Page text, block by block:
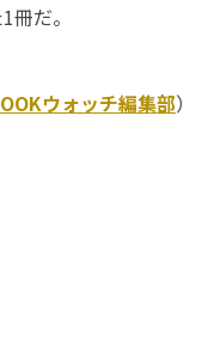
だ。
ウォッチ編集部）